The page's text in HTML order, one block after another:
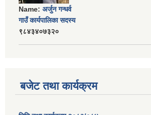
Name: अर्जुन गन्धर्व
गाउँ कार्यपालिका सदस्य
९८४३४०७३२०
बजेट तथा कार्यक्रम